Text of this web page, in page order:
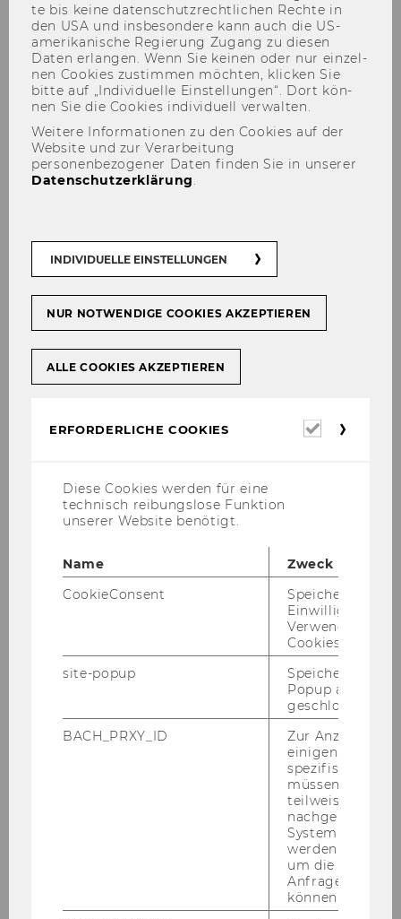
Veranstaltungen
2026
2025
2023
te bis keine da­ten­schutz­recht­li­chen Rech­te in
den USA und ins­be­son­de­re kann auch die US-​
amerikanische Re­gie­rung Zu­gang zu die­sen
Daten er­lan­gen. Wenn Sie kei­nen oder nur ein­zel­
nen Coo­kies zu­stim­men möch­ten, kli­cken Sie
bitte auf „In­di­vi­du­el­le Ein­stel­lun­gen“. Dort kön­
nen Sie die Coo­kies in­di­vi­du­ell ver­wal­ten.
Weitere Informationen zu den Cookies auf der
Website und zur Verarbeitung
personenbezogener Daten finden Sie in unserer
Datenschutzerklärung.
INDIVIDUELLE EINSTELLUNGEN
NUR NOTWENDIGE COOKIES AKZEPTIEREN
ALLE COOKIES AKZEPTIEREN
ERFORDERLICHE COOKIES
Diese Cookies werden für eine
technisch reibungslose Funktion
unserer Website benötigt.
Name
Zweck
CookieConsent
Speichert Ihre
Einwilligung zur
Verwendung von
Cookies.
site-popup
Speichert ob ein
Popup
geschlossen
BACH_PRXY_ID
Zur Anzeige von
einigen WU-
spezifischen
müssen
teilweise von
nachgelagerten
System
werden.
um die Antwort
Anfrage
können.